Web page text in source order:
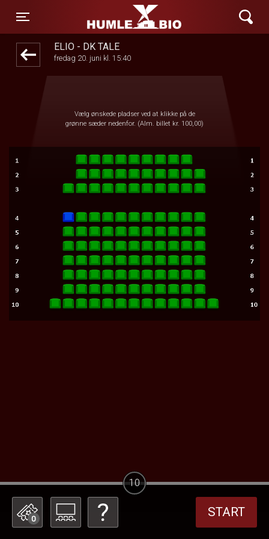
Toggle navigation
Humle Bio
ELIO - DK TALE
fredag 20. juni kl. 15:40
Vælg ønskede pladser ved at klikke på de
grønne sæder nedenfor. (Alm. billet kr. 100,00)
0 START
10
front05-temp 110307